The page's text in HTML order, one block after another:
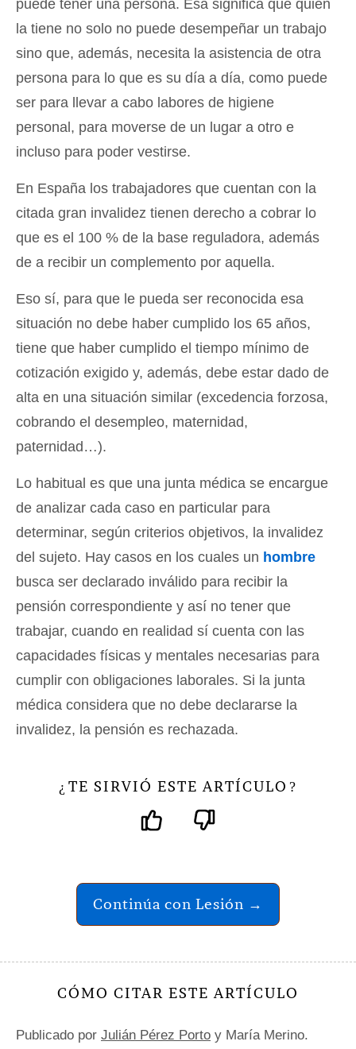
puede tener una persona. Esa significa que quien
la tiene no solo no puede desempeñar un trabajo
sino que, además, necesita la asistencia de otra
persona para lo que es su día a día, como puede
ser para llevar a cabo labores de higiene
personal, para moverse de un lugar a otro e
incluso para poder vestirse.
En España los trabajadores que cuentan con la
citada gran invalidez tienen derecho a cobrar lo
que es el 100 % de la base reguladora, además
de a recibir un complemento por aquella.
Eso sí, para que le pueda ser reconocida esa
situación no debe haber cumplido los 65 años,
tiene que haber cumplido el tiempo mínimo de
cotización exigido y, además, debe estar dado de
alta en una situación similar (excedencia forzosa,
cobrando el desempleo, maternidad,
paternidad…).
Lo habitual es que una junta médica se encargue
de analizar cada caso en particular para
determinar, según criterios objetivos, la invalidez
del sujeto. Hay casos en los cuales un hombre
busca ser declarado inválido para recibir la
pensión correspondiente y así no tener que
trabajar, cuando en realidad sí cuenta con las
capacidades físicas y mentales necesarias para
cumplir con obligaciones laborales. Si la junta
médica considera que no debe declararse la
invalidez, la pensión es rechazada.
¿ TE SIRVIÓ ESTE ARTÍCULO ?
Continúa con Lesión →
CÓMO CITAR ESTE ARTÍCULO
Publicado por Julián Pérez Porto y María Merino.